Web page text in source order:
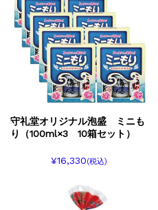
守礼堂オリジナル泡盛 ミニも
り（100ml×3 10箱セット）
¥16,330(税込)